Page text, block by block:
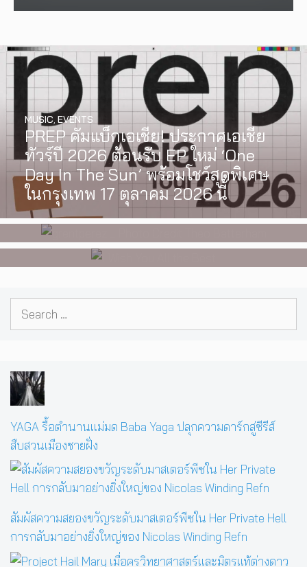
PREP คัมแบ็กเอเชีย! ประกาศเอเชีย
ทัวร์ปี 2026 ต้อนรับ EP ใหม่ ‘One
Day In The Sun’ พร้อมโชว์สุดพิเศษ
ในกรุงเทพ 17 ตุลาคม 2026 นี้
MUSIC EVENTS
[Exclusive Interview] grentperez
จากเด็กอายุ 12 ปีที่ร้องเพลงในห้อง
นอน สู่การแสดงคอนเสิร์ตต่อหน้าคน
นับหมื่น
INTERVIEW,MUSIC
I Wish You All the Best เรื่องราวของ
วัยรุ่นนอนไบนารี่ กับครอบครัวที่เขา
เลือกได้เอง ผลงานการกำกับ
ภาพยนตร์เรื่องแรกของ Tommy
Dorfman
WATCH,LGBTQIAN+
Search
YAGA รื้อตำนานแม่มด Baba Yaga ปลุกความดาร์กสู่ซีรีส์
สืบสวนเมืองชายฝั่ง
สัมผัสความสยองขวัญระดับมาสเตอร์พีซใน Her Private Hell
การกลับมาอย่างยิ่งใหญ่ของ Nicolas Winding Refn